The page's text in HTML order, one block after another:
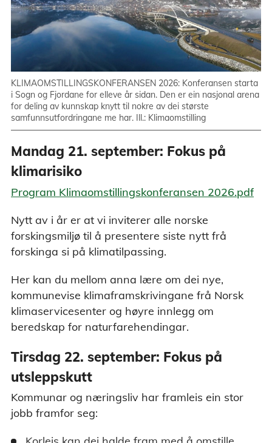
KLIMAOMSTILLINGSKONFERANSEN 2026: Konferansen starta
i Sogn og Fjordane for elleve år sidan. Den er ein nasjonal arena
for deling av kunnskap knytt til nokre av dei største
samfunnsutfordringane me har. Ill.: Klimaomstilling
Mandag 21. september: Fokus på
klimarisiko
Program Klimaomstillingskonferansen 2026.pdf
Nytt av i år er at vi inviterer alle norske
forskingsmiljø til å presentere siste nytt frå
forskinga si på klimatilpassing.
Her kan du mellom anna lære om dei nye,
kommunevise klimaframskrivingane frå Norsk
klimaservicesenter og høyre innlegg om
beredskap for naturfarehendingar.
Tirsdag 22. september: Fokus på
utsleppskutt
Kommunar og næringsliv har framleis ein stor
jobb framfor seg: